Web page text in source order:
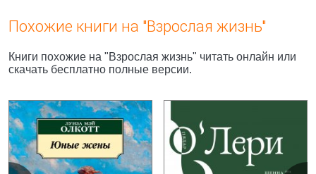
Похожие книги на "Взрослая жизнь"
Книги похожие на "Взрослая жизнь" читать онлайн или
скачать бесплатно полные версии.